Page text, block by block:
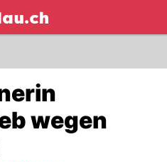
NAU.ch
wegen